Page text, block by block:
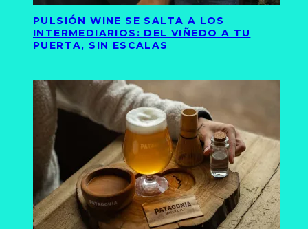
PULSIÓN WINE SE SALTA A LOS
INTERMEDIARIOS: DEL VIÑEDO A TU
PUERTA, SIN ESCALAS